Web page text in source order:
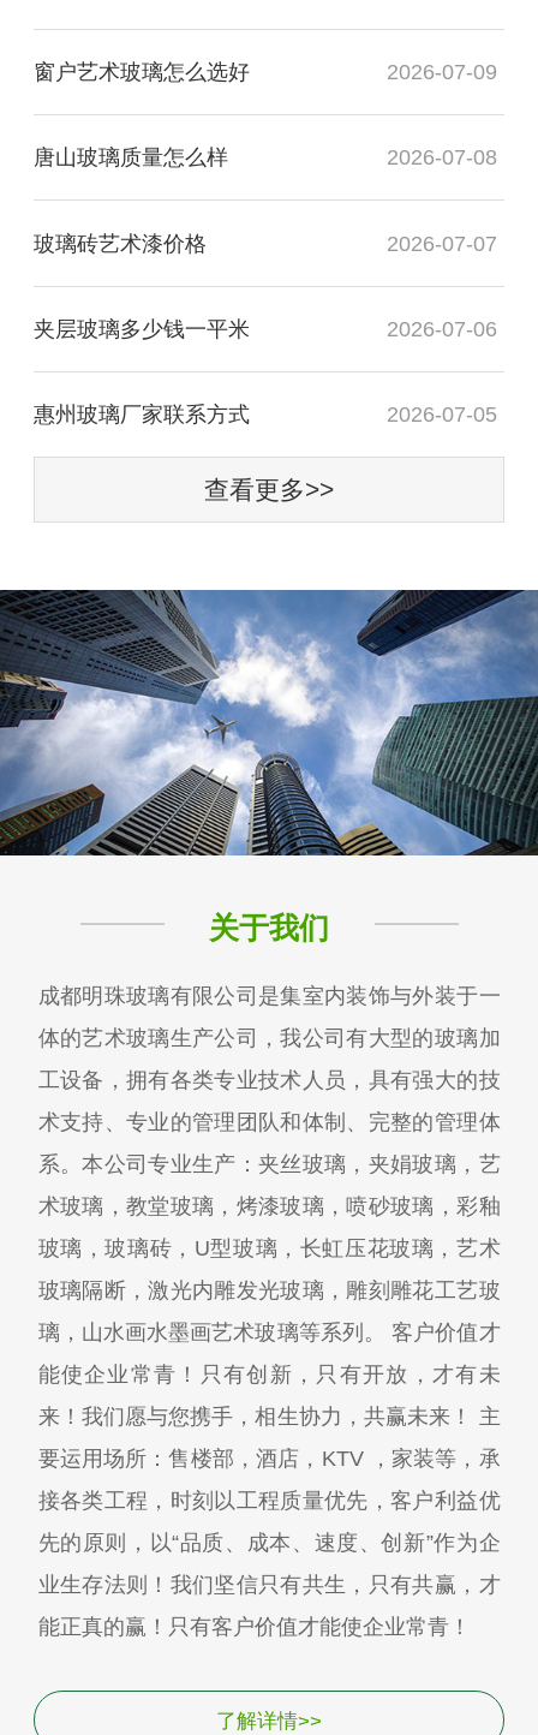
窗户艺术玻璃怎么选好 2026-07-09
唐山玻璃质量怎么样 2026-07-08
玻璃砖艺术漆价格 2026-07-07
夹层玻璃多少钱一平米 2026-07-06
惠州玻璃厂家联系方式 2026-07-05
查看更多>>
关于我们
成都明珠玻璃有限公司是集室内装饰与外装于一
体的艺术玻璃生产公司，我公司有大型的玻璃加
工设备，拥有各类专业技术人员，具有强大的技
术支持、专业的管理团队和体制、完整的管理体
系。本公司专业生产：夹丝玻璃，夹娟玻璃，艺
术玻璃，教堂玻璃，烤漆玻璃，喷砂玻璃，彩釉
玻璃，玻璃砖，U型玻璃，长虹压花玻璃，艺术
玻璃隔断，激光内雕发光玻璃，雕刻雕花工艺玻
璃，山水画水墨画艺术玻璃等系列。 客户价值才
能使企业常青！只有创新，只有开放，才有未
来！我们愿与您携手，相生协力，共赢未来！ 主
要运用场所：售楼部，酒店，KTV ，家装等，承
接各类工程，时刻以工程质量优先，客户利益优
先的原则，以“品质、成本、速度、创新”作为企
业生存法则！我们坚信只有共生，只有共赢，才
能正真的赢！只有客户价值才能使企业常青！
了解详情>>